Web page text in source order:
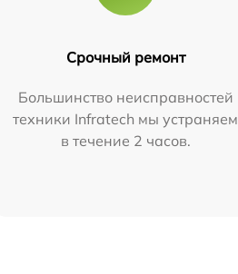
Срочный ремонт
Большинство неисправностей
техники Infratech мы устраняем
в течение 2 часов.